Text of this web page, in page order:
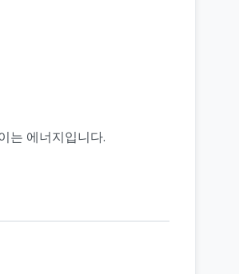
는 에너지입니다.